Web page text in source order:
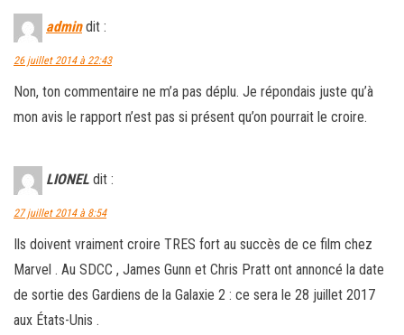
admin dit :
26 juillet 2014 à 22:43
Non, ton commentaire ne m’a pas déplu. Je répondais juste qu’à
mon avis le rapport n’est pas si présent qu’on pourrait le croire.
LIONEL dit :
27 juillet 2014 à 8:54
Ils doivent vraiment croire TRES fort au succès de ce film chez
Marvel . Au SDCC , James Gunn et Chris Pratt ont annoncé la date
de sortie des Gardiens de la Galaxie 2 : ce sera le 28 juillet 2017
aux États-Unis .